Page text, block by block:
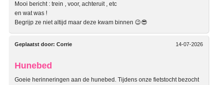
Mooi bericht : trein , voor, achteruit , etc
en wat was !
Begrijp ze niet altijd maar deze kwam binnen 😉😎
14-07-2026
Geplaatst door: Corrie
Hunebed
Goeie herinneringen aan de hunebed. Tijdens onze fietstocht bezocht